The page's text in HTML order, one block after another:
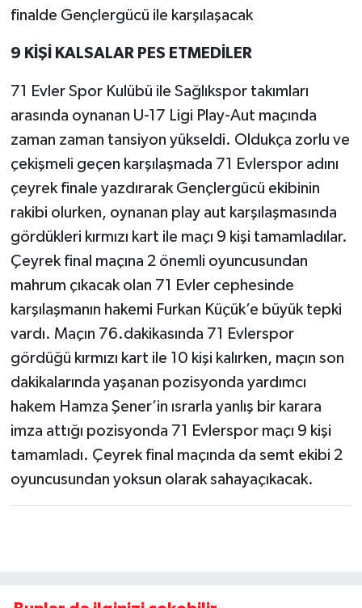
finalde Gençlergücü ile karşılaşacak
9 KİŞİ KALSALAR PES ETMEDİLER
71 Evler Spor Kulübü ile Sağlıkspor takımları
arasında oynanan U-17 Ligi Play-Aut maçında
zaman zaman tansiyon yükseldi. Oldukça zorlu ve
çekişmeli geçen karşılaşmada 71 Evlerspor adını
çeyrek finale yazdırarak Gençlergücü ekibinin
rakibi olurken, oynanan play aut karşılaşmasında
gördükleri kırmızı kart ile maçı 9 kişi tamamladılar.
Çeyrek final maçına 2 önemli oyuncusundan
mahrum çıkacak olan 71 Evler cephesinde
karşılaşmanın hakemi Furkan Küçük’e büyük tepki
vardı. Maçın 76.dakikasında 71 Evlerspor
gördüğü kırmızı kart ile 10 kişi kalırken, maçın son
dakikalarında yaşanan pozisyonda yardımcı
hakem Hamza Şener’in ısrarla yanlış bir karara
imza attığı pozisyonda 71 Evlerspor maçı 9 kişi
tamamladı. Çeyrek final maçında da semt ekibi 2
oyuncusundan yoksun olarak sahayaçıkacak.